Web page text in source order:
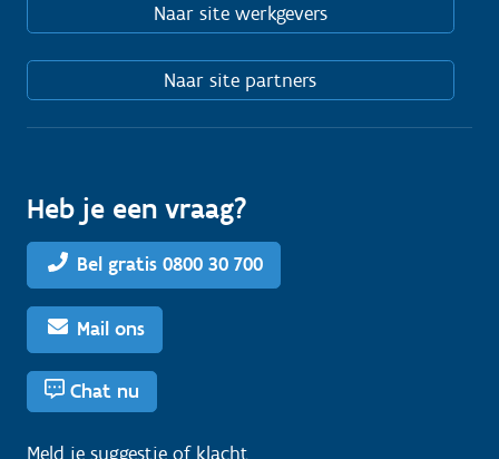
Naar site werkgevers
Naar site partners
Heb je een vraag?
Bel gratis 0800 30 700
Mail ons
Chat nu
Meld je suggestie of klacht